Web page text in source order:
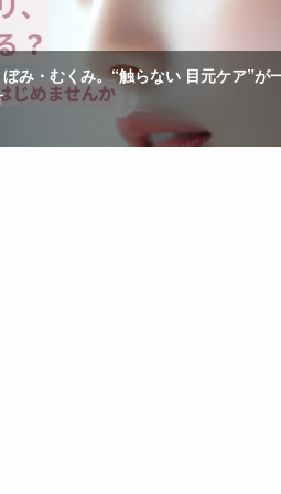
み・むくみ。“触らない 目元ケア”が